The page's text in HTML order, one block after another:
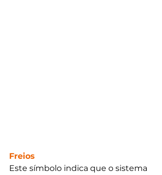
Freios
Este símbolo indica que o sistema